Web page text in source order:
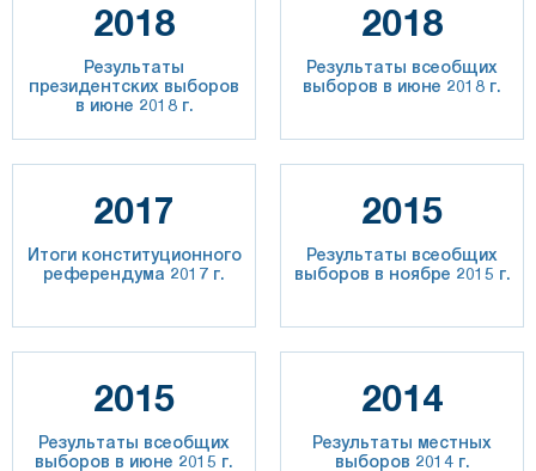
2018
Результаты
президентских выборов
в июне 2018 г.
2018
Результаты всеобщих
выборов в июне 2018 г.
2017
Итоги конституционного
референдума 2017 г.
2015
Результаты всеобщих
выборов в ноябре 2015 г.
2015
Результаты всеобщих
выборов в июне 2015 г.
2014
Результаты местных
выборов 2014 г.